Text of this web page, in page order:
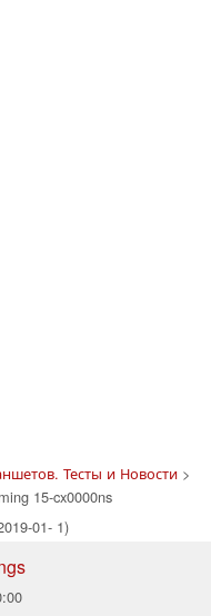
Тесты и Новости>
15-cx0000ns
01- 1)